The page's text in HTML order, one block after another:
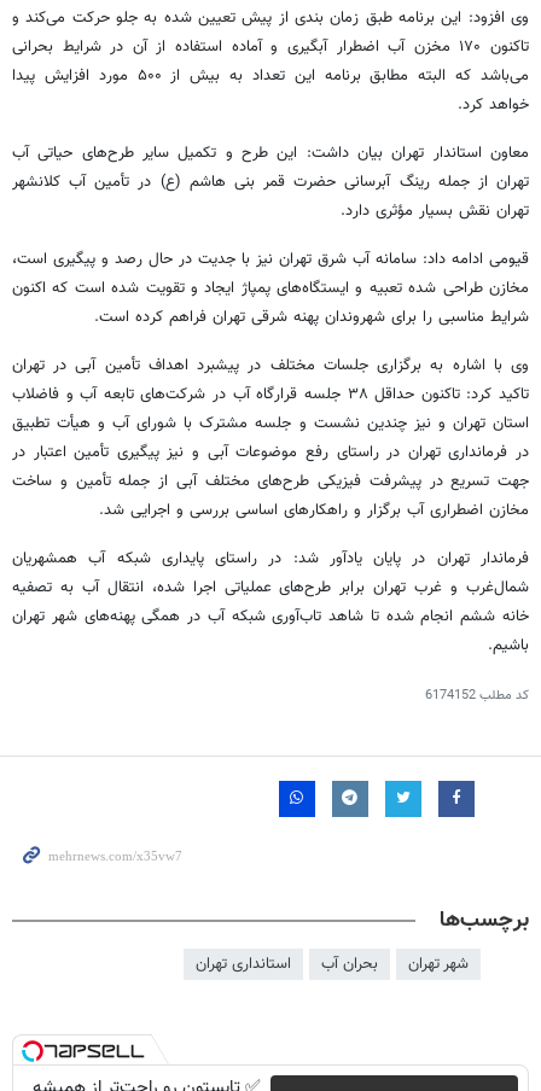
وی افزود: این برنامه طبق زمان بندی از پیش تعیین شده به جلو حرکت می‌کند و
تاکنون ۱۷۰ مخزن آب اضطرار آبگیری و آماده استفاده از آن در شرایط بحرانی
می‌باشد که البته مطابق برنامه این تعداد به بیش از ۵۰۰ مورد افزایش پیدا
خواهد کرد.
معاون استاندار تهران بیان داشت: این طرح و تکمیل سایر طرح‌های حیاتی آب
تهران از جمله رینگ آبرسانی حضرت قمر بنی هاشم (ع) در تأمین آب کلانشهر
تهران نقش بسیار مؤثری دارد.
قیومی ادامه داد: سامانه آب شرق تهران نیز با جدیت در حال رصد و پیگیری است،
مخازن طراحی شده تعبیه و ایستگاه‌های پمپاژ ایجاد و تقویت شده است که اکنون
شرایط مناسبی را برای شهروندان پهنه شرقی تهران فراهم کرده است.
وی با اشاره به برگزاری جلسات مختلف در پیشبرد اهداف تأمین آبی در تهران
تاکید کرد: تاکنون حداقل ۳۸ جلسه قرارگاه آب در شرکت‌های تابعه آب و فاضلاب
استان تهران و نیز چندین نشست و جلسه مشترک با شورای آب و هیأت تطبیق
در فرمانداری تهران در راستای رفع موضوعات آبی و نیز پیگیری تأمین اعتبار در
جهت تسریع در پیشرفت فیزیکی طرح‌های مختلف آبی از جمله تأمین و ساخت
مخازن اضطراری آب برگزار و راهکارهای اساسی بررسی و اجرایی شد.
فرماندار تهران در پایان یادآور شد: در راستای پایداری شبکه آب همشهریان
شمال‌غرب و غرب تهران برابر طرح‌های عملیاتی اجرا شده، انتقال آب به تصفیه
خانه ششم انجام شده تا شاهد تاب‌آوری شبکه آب در همگی پهنه‌های شهر تهران
باشیم.
کد مطلب6174152
برچسب‌ها
شهر تهران بحران آب استانداری تهران